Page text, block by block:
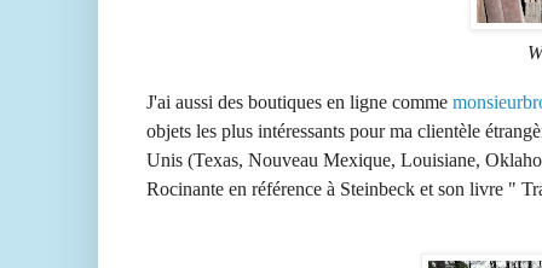
J'ai aussi des boutiques en ligne comme
objets les plus intéressants pour ma clientèle
Unis (Texas, Nouveau Mexique, Louisiane,
Rocinante en référence à Steinbeck et son livre "